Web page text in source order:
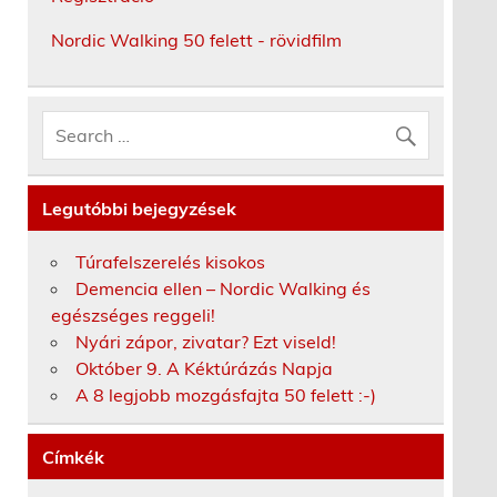
Nordic Walking 50 felett - rövidfilm
Legutóbbi bejegyzések
Túrafelszerelés kisokos
Demencia ellen – Nordic Walking és
egészséges reggeli!
Nyári zápor, zivatar? Ezt viseld!
Október 9. A Kéktúrázás Napja
A 8 legjobb mozgásfajta 50 felett :-)
Címkék